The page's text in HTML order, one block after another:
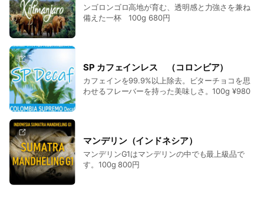
ンゴロンゴロ高地が育む、透明感と力強さを兼ね
備えた一杯 100g 680円
SP カフェインレス （コロンビア）
カフェインを99.9%以上除去。ビターチョコを思
わせるフレーバーを持った美味しさ。100g ¥980
マンデリン（インドネシア）
マンデリンG1はマンデリンの中でも最上級品で
す。100g 800円